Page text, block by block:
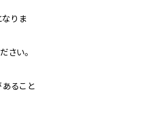
なりま
さい。
ること